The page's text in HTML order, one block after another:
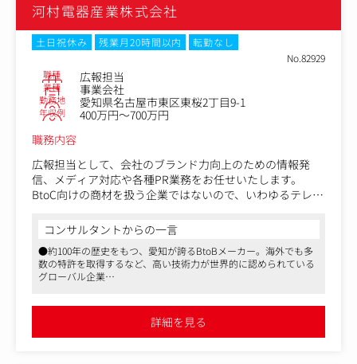
河村電器産業株式会社
土日祝休み 残業月20時間以内
転勤なし
No.82929
職種 広報担当
業種 事業会社
勤務地 愛知県名古屋市東区東桜2丁目9-1
年収例
400万円～700万円
職務内容
広報担当として、会社のブランド力向上のための情報発
信、メディア対応や各種PR業務をお任せいたします。
BtoC向けの商材を扱う企業ではないので、いわゆるテレビ
メージとは一線を画します。
しかしながら、非上場企業かつBtoBでメディアに注目され
にくい故に、積極的な広報戦略を企画提案・実行してもら
うことが期待されています。
・広報戦略、年間計画の立案
コンサルタントからの一言
●約100年の歴史をもつ、愛知が誇るBtoBメーカー。海外でも多
数の特許を取得するなど、高い技術力が世界的に認められている
グローバル企業
詳細を見る